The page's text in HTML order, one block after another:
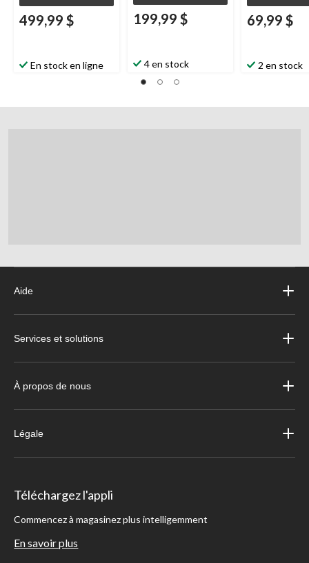
499,99 $
En stock en ligne
199,99 $
4 en stock
69,99 $
2 en stock
Aide
Services et solutions
À propos de nous
Légale
Téléchargez l'appli
Commencez à magasinez plus intelligemment
En savoir plus